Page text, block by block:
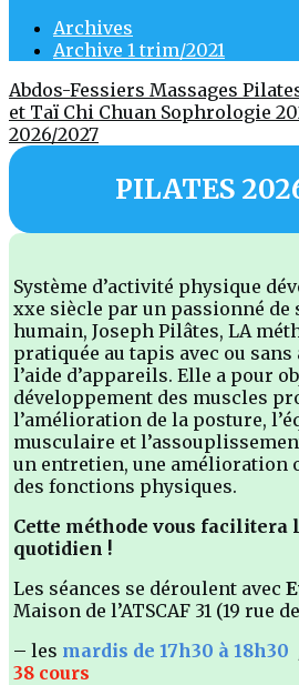
Archives
Archive 1 trim/2021
Abdos-Fessiers Massages
et Taï Chi Chuan Sophrologie
2026/2027
PILATES
Système d’activité physique
xxe siècle par un passionné de
humain, Joseph Pilâtes, LA
pratiquée au tapis avec ou sans
l’aide d’appareils. Elle a pour
développement des muscles
l’amélioration de la posture,
musculaire et
un entretien, une amélioration
des fonctions physiques.
Cette méthode vous facilitera
quotidien !
Les séances se déroulent avec
Maison de l’ATSCAF 31 (19 rue
– les mardis de 17h30 à 18h30
38 cours